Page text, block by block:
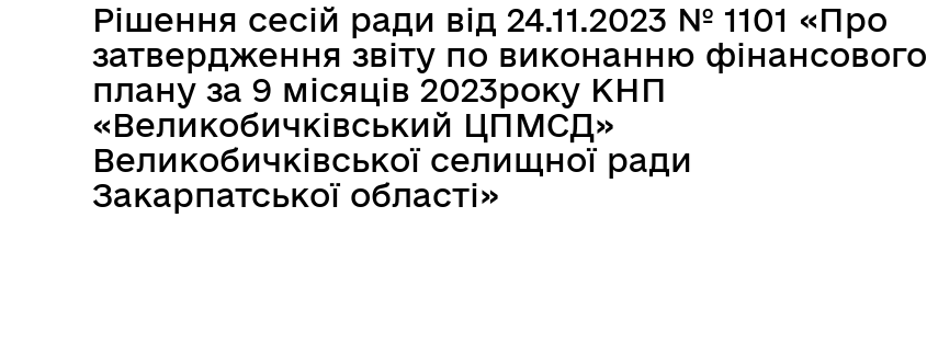
Рішення сесій ради від 24.11.2023 № 1101 «Про
затвердження звіту по виконанню фінансового
плану за 9 місяців 2023року КНП
«Великобичківський ЦПМСД»
Великобичківської селищної ради
Закарпатської області»